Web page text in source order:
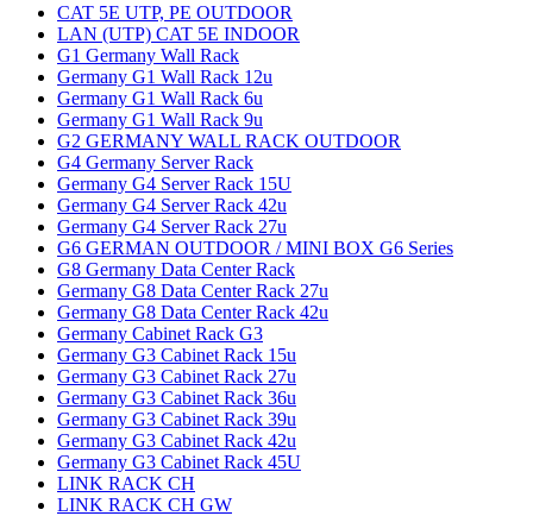
CAT 5E UTP, PE OUTDOOR
LAN (UTP) CAT 5E INDOOR
G1 Germany Wall Rack
Germany G1 Wall Rack 12u
Germany G1 Wall Rack 6u
Germany G1 Wall Rack 9u
G2 GERMANY WALL RACK OUTDOOR
G4 Germany Server Rack
Germany G4 Server Rack 15U
Germany G4 Server Rack 42u
Germany G4 Server Rack 27u
G6 GERMAN OUTDOOR / MINI BOX G6 Series
G8 Germany Data Center Rack
Germany G8 Data Center Rack 27u
Germany G8 Data Center Rack 42u
Germany Cabinet Rack G3
Germany G3 Cabinet Rack 15u
Germany G3 Cabinet Rack 27u
Germany G3 Cabinet Rack 36u
Germany G3 Cabinet Rack 39u
Germany G3 Cabinet Rack 42u
Germany G3 Cabinet Rack 45U
LINK RACK CH
LINK RACK CH GW